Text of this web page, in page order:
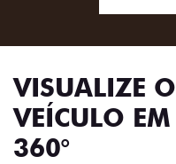
VISUALIZE O
VEÍCULO EM
360°